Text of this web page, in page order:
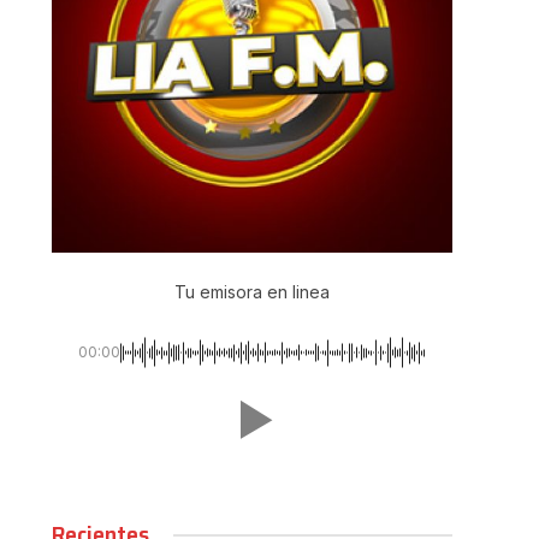
Tu emisora en linea
00:00